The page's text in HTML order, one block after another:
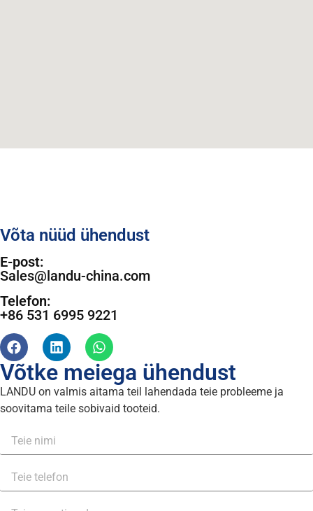
Võta nüüd ühendust
E-post:
Sales@landu-china.com
Telefon:
+86 531 6995 9221
Võtke meiega ühendust
LANDU on valmis aitama teil lahendada teie probleeme ja
soovitama teile sobivaid tooteid.